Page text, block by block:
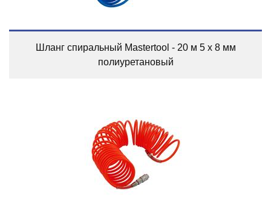
Шланг спиральный Mastertool - 20 м 5 х 8 мм
полиуретановый